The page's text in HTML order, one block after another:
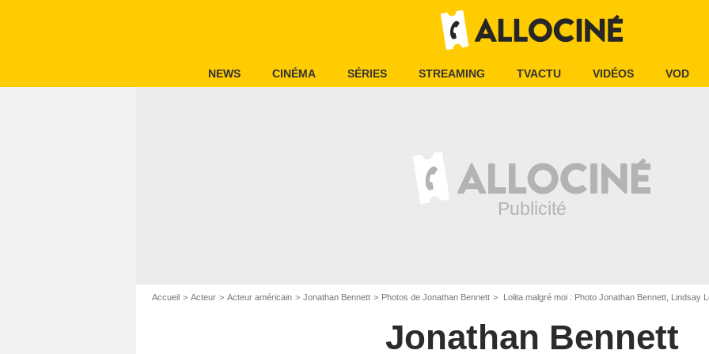
NEWS CINÉMA SÉRIES STREAMING TVACTU VIDÉOS VOD
Accueil Acteur Acteur américain Jonathan Bennett Photos de Jonathan Bennett Lolita malgré moi : Photo Jonathan Bennett, Lindsay
Jonathan Bennett